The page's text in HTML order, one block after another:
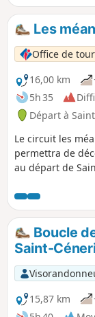
Les
Office de
16,00 km
5h 35
Départ à
Le circuit les
permettra de
au départ de
des plus beaux
Boucle
Saint-
15,87 km